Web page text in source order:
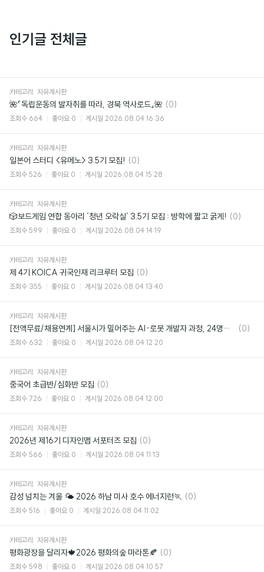
인기글 전체글
카테고리 자유게시판
🌺「독립운동의 발자취를 따라, 경북 역사로드」🌺 댓
(0)
조회수 664 좋아요 0 게시일 2026.08.04 16:36
카테고리 자유게시판
일본어 스터디 <유메노> 3.5기 모집! 댓
글
(0)
조회수 526 좋아요 0 게시일 2026.08.04 15:28
카테고리 자유게시판
🎲보드게임 연합 동아리 ‘청년 오락실‘ 3.5기 모집 : 방학에 짧고 굵게! 댓
(0)
조회수 599 좋아요 0 게시일 2026.08.04 14:19
카테고리 자유게시판
제 4기 KOICA 귀국인재 리크루터 모집 댓
글
(0)
조회수 355 좋아요 0 게시일 2026.08.04 13:40
카테고리 자유게시판
[전액무료/채용연계] 서울시가 밀어주는 AI·로봇 개발자 과정, 24명만 뽑아요 🤖
댓
(0)
조회수 632 좋아요 0 게시일 2026.08.04 12:20
카테고리 자유게시판
중국어 초급반/심화반 모집 댓
글
(0)
조회수 726 좋아요 0 게시일 2026.08.04 12:00
카테고리 자유게시판
2026년 제16기 디자인맵 서포터즈 모집 댓
글
(0)
조회수 566 좋아요 0 게시일 2026.08.04 11:13
카테고리 자유게시판
감성 넘치는 겨울 🌤️ 2026 하남 미사 호수 에너지런🏃 댓
(0)
조회수 516 좋아요 0 게시일 2026.08.04 11:02
카테고리 자유게시판
평화광장을 달리자🍁2026 평화의숲 마라톤🍂 댓
글
(0)
조회수 598 좋아요 0 게시일 2026.08.04 10:57